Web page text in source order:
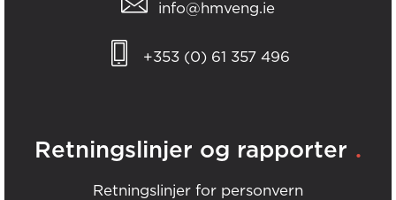
info@hmveng.ie
+353 (0) 61 357 496
Retningslinjer og rapporter .
Retningslinjer for personvern